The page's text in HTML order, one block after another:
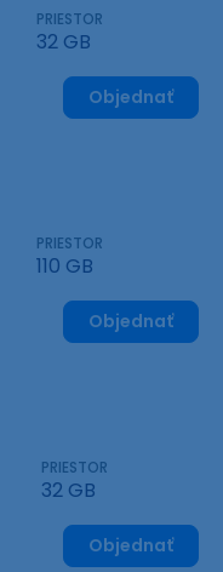
PRIESTOR
32 GB
Objednať
PRIESTOR
110 GB
Objednať
PRIESTOR
32 GB
Objednať